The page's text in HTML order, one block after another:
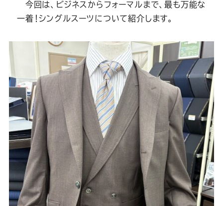
SADA
の
公
式
Youtube
SADA
の
公
式
Facebook
SADA
の
公
式
Twitter
SADA
の
公
式
Instagram
SADA
の
公
式
LINE
今回は、ビジネスからフォーマルまで、最も万能な
一着！シングルスーツについて紹介します。